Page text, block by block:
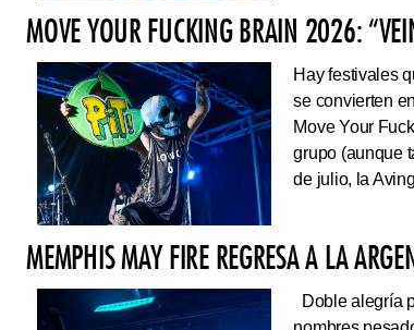
MOVE YOUR FUCKING BRAIN 2026:
Hay festivales
se convierten
Move Your
grupo (aunque
de julio, la
MEMPHIS MAY FIRE REGRESA A LA
Doble alegría